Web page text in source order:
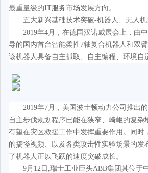
最重量级的IT服务市场发展方向。
五大新兴基础技术突破-机器人、无人
2019年4月，在德国汉诺威展会上，由
导的国内首台智能柔性7轴复合机器人和双
该机器人具备自主抓取、自主编程、环境自
2019年7月，美国波士顿动力公司推出
自主步伐规划程序已能在狭窄、崎岖的复杂
有望在灾区救援工作中发挥重要作用。同时
的搞怪视频、以及各类攻击性实验场景的发
了机器人正以飞跃的速度突破成长。
9月12日,瑞士工业巨头ABB集团其位于